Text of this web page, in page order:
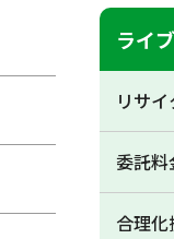
ライ
リサ
委託料
合理